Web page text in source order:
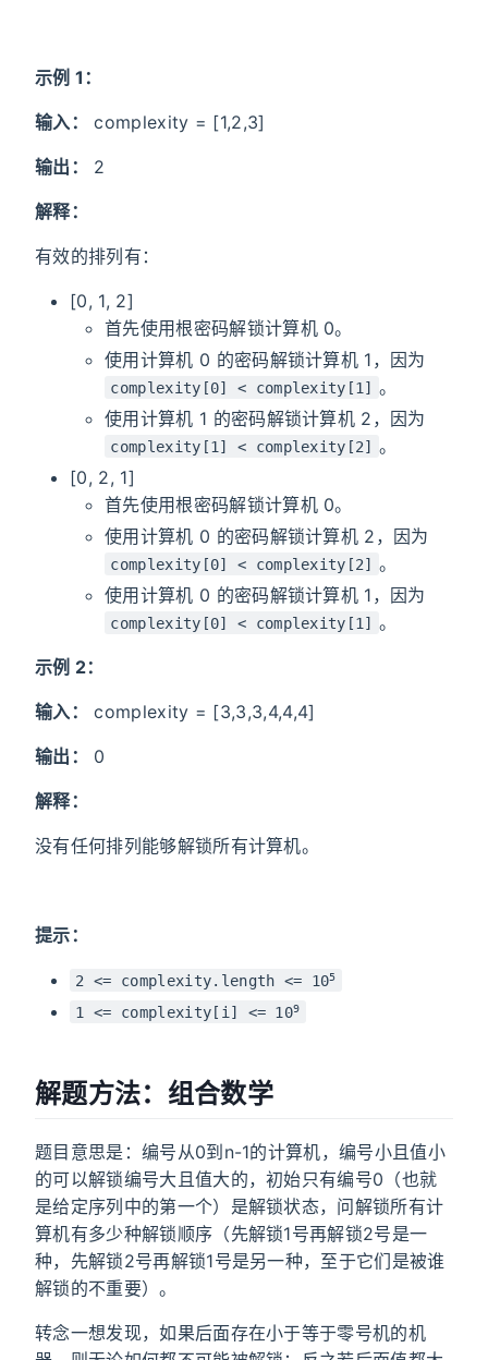
示例 1：
输入： complexity = [1,2,3]
输出： 2
解释：
有效的排列有：
[0, 1, 2]
首先使用根密码解锁计算机 0。
使用计算机 0 的密码解锁计算机 1，因为
complexity[0] < complexity[1] 。
使用计算机 1 的密码解锁计算机 2，因为
complexity[1] < complexity[2] 。
[0, 2, 1]
首先使用根密码解锁计算机 0。
使用计算机 0 的密码解锁计算机 2，因为
complexity[0] < complexity[2] 。
使用计算机 0 的密码解锁计算机 1，因为
complexity[0] < complexity[1] 。
示例 2：
输入： complexity = [3,3,3,4,4,4]
输出： 0
解释：
没有任何排列能够解锁所有计算机。
提示：
2 <= complexity.length <= 105
1 <= complexity[i] <= 109
解题方法：组合数学
题目意思是：编号从0到n-1的计算机，编号小且值小
的可以解锁编号大且值大的，初始只有编号0（也就
是给定序列中的第一个）是解锁状态，问解锁所有计
算机有多少种解锁顺序（先解锁1号再解锁2号是一
种，先解锁2号再解锁1号是另一种，至于它们是被谁
解锁的不重要）。
转念一想发现，如果后面存在小于等于零号机的机